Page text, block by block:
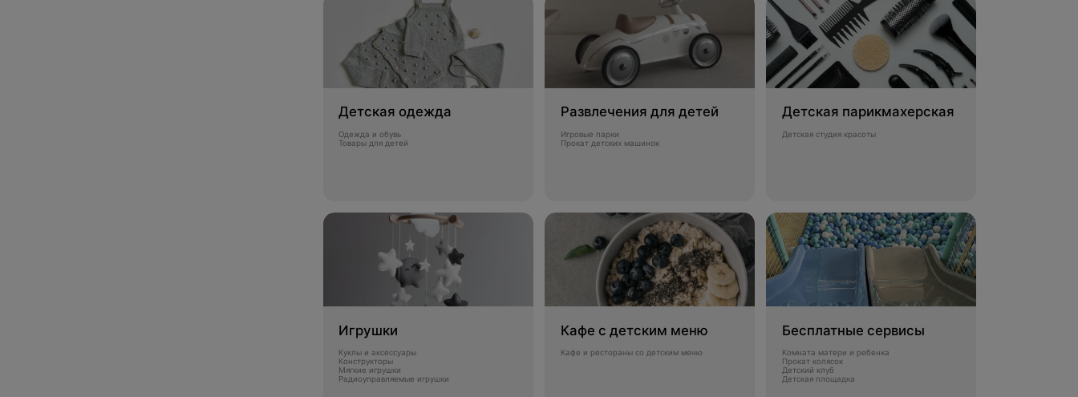
Детская одежда
Одежда и обувь
Товары для детей
Развлечения для детей
Игровые парки
Прокат детских машинок
Детская парикмахерская
Детская студия красоты
Игрушки
Куклы и аксессуары
Конструкторы
Мягкие игрушки
Радиоуправляемые игрушки
Кафе с детским меню
Кафе и рестораны со детским меню
Бесплатные сервисы
Комната матери и ребенка
Прокат колясок
Детский клуб
Детская площадка